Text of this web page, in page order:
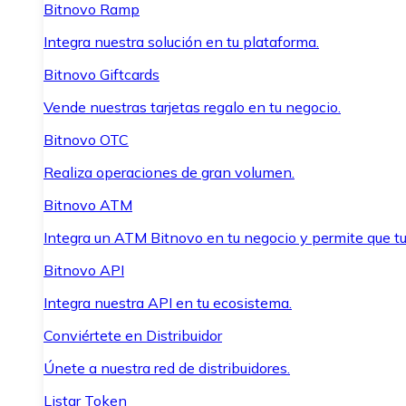
Bitnovo Ramp
Integra nuestra solución en tu plataforma.
Bitnovo Giftcards
Vende nuestras tarjetas regalo en tu negocio.
Bitnovo OTC
Realiza operaciones de gran volumen.
Bitnovo ATM
Integra un ATM Bitnovo en tu negocio y permite que
Bitnovo API
Integra nuestra API en tu ecosistema.
Conviértete en Distribuidor
Únete a nuestra red de distribuidores.
Listar Token